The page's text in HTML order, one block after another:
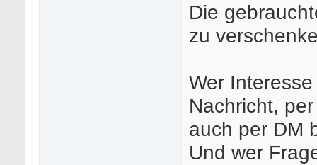
Die
zu
Wer
Nachricht,
auch per DM
Und wer